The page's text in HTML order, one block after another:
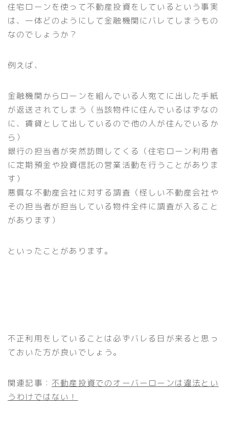
住宅ローンを使って不動産投資をしているという事実
は、一体どのようにして金融機関にバレてしまうもの
なのでしょうか？
例えば、
金融機関からローンを組んでいる人宛てに出した手紙
が返送されてしまう（当該物件に住んでいるはずなの
に、賃貸として出しているので他の人が住んでいるか
ら）
銀行の担当者が突然訪問してくる（住宅ローン利用者
に定期預金や投資信託の営業活動を行うことがありま
す）
悪質な不動産会社に対する調査（怪しい不動産会社や
その担当者が担当している物件全件に調査が入ること
があります）
といったことがあります。
不正利用をしていることは必ずバレる日が来ると思っ
ておいた方が良いでしょう。
関連記事： 不動産投資でのオーバーローンは違法とい
うわけではない！